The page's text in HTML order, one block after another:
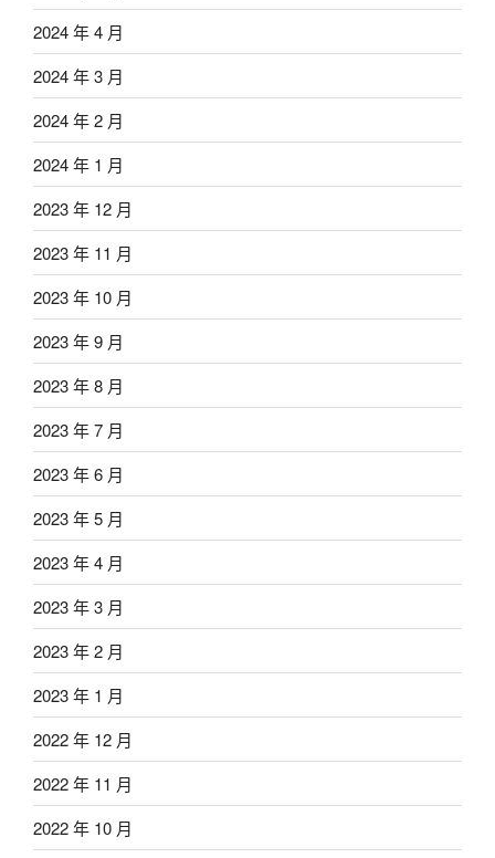
2024 年 4 月
2024 年 3 月
2024 年 2 月
2024 年 1 月
2023 年 12 月
2023 年 11 月
2023 年 10 月
2023 年 9 月
2023 年 8 月
2023 年 7 月
2023 年 6 月
2023 年 5 月
2023 年 4 月
2023 年 3 月
2023 年 2 月
2023 年 1 月
2022 年 12 月
2022 年 11 月
2022 年 10 月